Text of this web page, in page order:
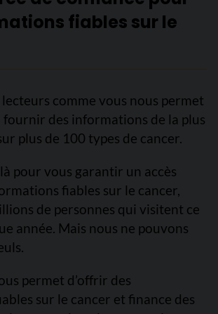
fiables sur le
comme vous nous permet
des informations de la plus
plus de 100 types de cancer.
pour vous garantir un accès
fiables sur le cancer,
de personnes qui visitent ce
année. Mais nous ne pouvons
permet d’offrir des
sur le cancer et finance des